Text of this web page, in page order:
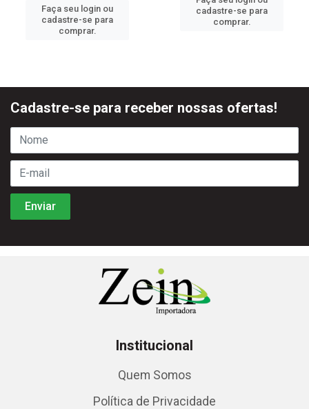
Faça seu login ou
cadastre-se para
comprar.
cadastre-se para
comprar.
Cadastre-se para receber nossas ofertas!
Institucional
Quem Somos
Política de Privacidade